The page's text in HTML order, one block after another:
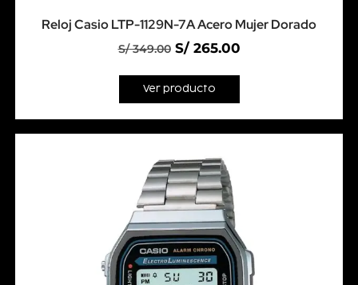
Reloj Casio LTP-1129N-7A Acero Mujer Dorado
S/349.00 S/265.00
Ver producto